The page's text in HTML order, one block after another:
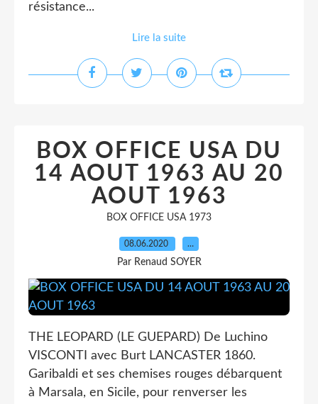
résistance...
Lire la suite
BOX OFFICE USA DU
14 AOUT 1963 AU 20
AOUT 1963
BOX OFFICE USA 1973
08.06.2020 …
Par Renaud SOYER
THE LEOPARD (LE GUEPARD) De Luchino
VISCONTI avec Burt LANCASTER 1860.
Garibaldi et ses chemises rouges débarquent
à Marsala, en Sicile, pour renverser les